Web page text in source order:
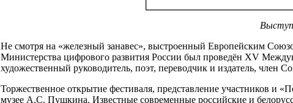
Не смотря на «железный занавес», выстроенный Европейским
Министерства цифрового развития России был проведён ХV
художественный руководитель, поэт, переводчик и издатель, член
Торжественное открытие фестиваля, представление участников и
музее А.С. Пушкина. Известные современные российские и